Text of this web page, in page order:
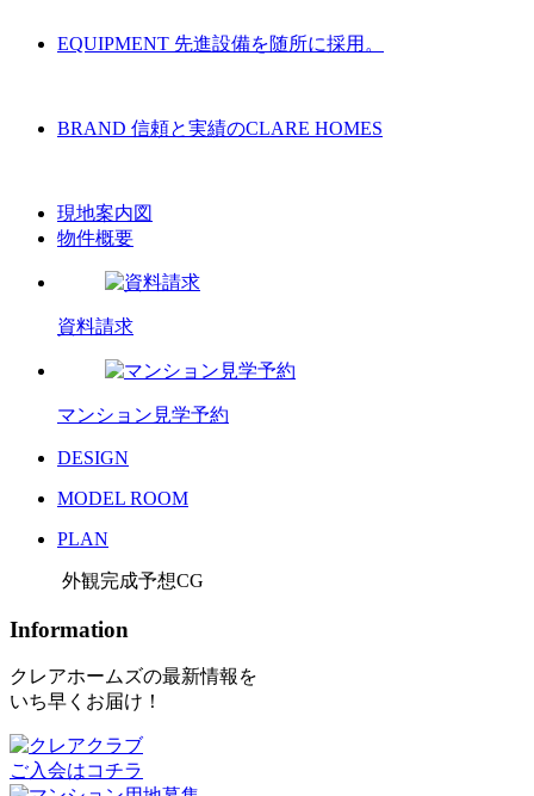
EQUIPMENT 先進設備を随所に採用。
BRAND 信頼と実績のCLARE HOMES
現地案内図
物件概要
資料請求
マンション見学予約
DESIGN
MODEL ROOM
PLAN
外観完成予想CG
Information
クレアホームズの最新情報を
いち早くお届け！
ご入会はコチラ